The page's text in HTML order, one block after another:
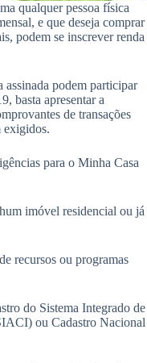
qualquer pessoa física
e que deseja comprar
podem se inscrever renda
assinada podem participar
basta apresentar a
de transações
exigidos.
para o Minha Casa
imóvel residencial ou já
recursos ou programas
do Sistema Integrado de
ou Cadastro Nacional